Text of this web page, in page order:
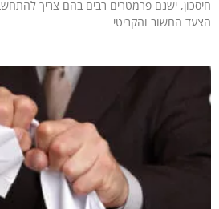
חיסכון, ישנם פרמטרים רבים בהם צריך
הצעד החשוב והקריטי